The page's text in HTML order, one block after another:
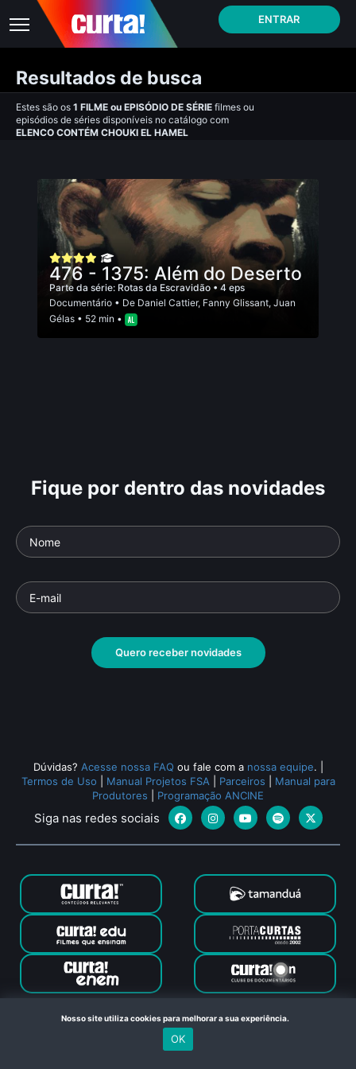
ENTRAR
Resultados de busca
Estes são os 1 FILME ou EPISÓDIO DE SÉRIE filmes ou
episódios de séries disponíveis no catálogo com
ELENCO CONTÉM CHOUKI EL HAMEL
476 - 1375: Além do Deserto
Parte da série: Rotas da Escravidão • 4 eps
Documentário • De Daniel Cattier, Fanny Glissant, Juan
Gélas • 52 min •
Fique por dentro das novidades
Quero receber novidades
Dúvidas? Acesse nossa FAQ ou fale com a nossa equipe.
Termos de Uso
Manual Projetos FSA Parceiros
Manual para
Produtores
Programação ANCINE
Siga nas redes sociais
Canal Curta © 2024. Todos os direitos reservados. Feito com
no Rio de Janeiro
Nosso site utiliza cookies para melhorar a sua experiência.
OK